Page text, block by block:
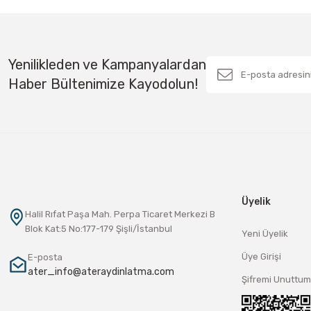
Yenilikleden ve Kampanyalardan
Haber Bültenimize Kayodolun!
Halil Rıfat Paşa Mah. Perpa Ticaret Merkezi B
Blok Kat:5 No:177-179 Şişli/İstanbul
E-posta
ater_info@ateraydinlatma.com
Üyelik
Yeni Üyelik
Üye Girişi
Şifremi Unuttum